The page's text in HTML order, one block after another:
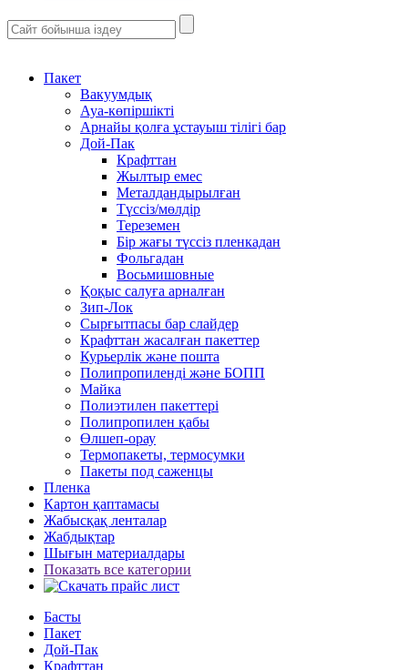
Пакет
Вакуумдық
Ауа-көпіршікті
Арнайы қолға ұстауыш тілігі бар
Дой-Пак
Крафттан
Жылтыр емес
Металдандырылған
Түссіз/мөлдір
Тереземен
Бір жағы түссіз пленкадан
Фольгадан
Восьмишовные
Қоқыс салуға арналған
Зип-Лок
Сырғытпасы бар слайдер
Крафттан жасалған пакеттер
Курьерлік және пошта
Полипропиленді және БОПП
Майка
Полиэтилен пакеттері
Полипропилен қабы
Өлшеп-орау
Термопакеты, термосумки
Пакеты под саженцы
Пленка
Картон қаптамасы
Жабысқақ ленталар
Жабдықтар
Шығын материалдары
Показать все категории
Басты
Пакет
Дой-Пак
Крафттан